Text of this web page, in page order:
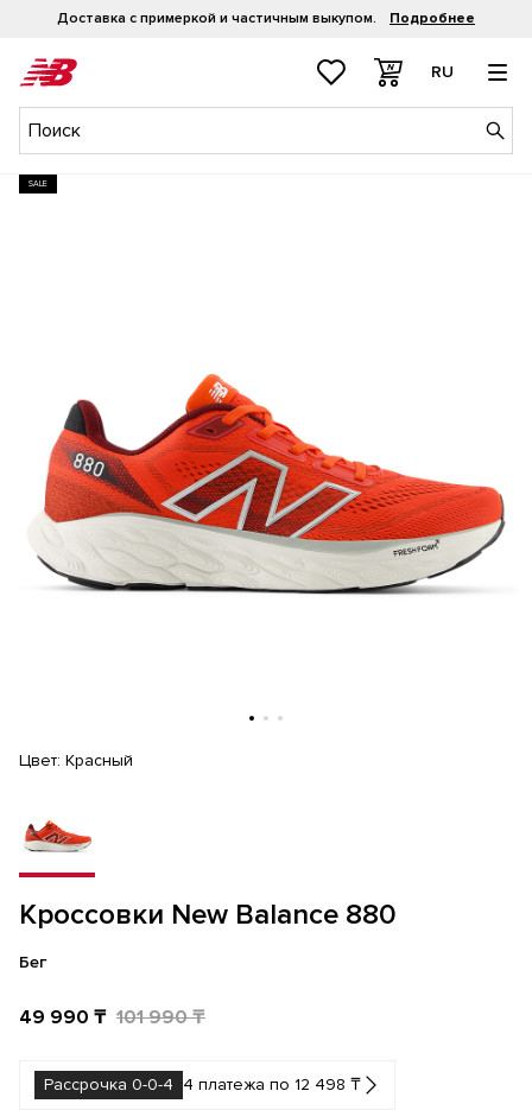
Доставка с примеркой и частичным выкупом. Подробнее
RU
SALE
Кроссовки New Balance 880
Бег
49 990 ₸ 101 990 ₸
Рассрочка 0-0-4 4 платежа по 12 498 ₸
Цвет: Красный